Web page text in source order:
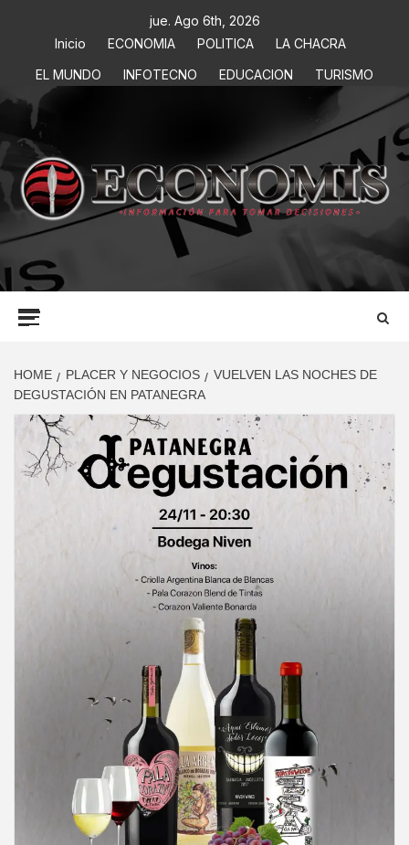
jue. Ago 6th, 2026
Inicio
ECONOMIA POLITICA
LA CHACRA
EL MUNDO
INFOTECNO EDUCACION TURISMO
ECONOMIS
INFORMACIÓN PARA TOMAR DECISIONES
HOME PLACER Y NEGOCIOS
VUELVEN LAS NOCHES DE
DEGUSTACIÓN EN PATANEGRA